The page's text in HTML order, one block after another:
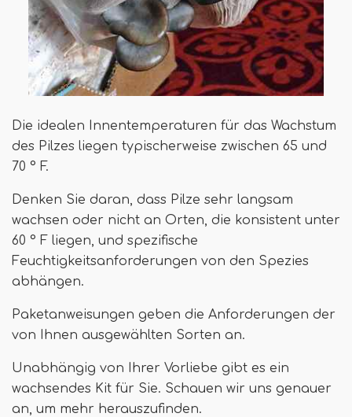
Die idealen Innentemperaturen für das Wachstum
des Pilzes liegen typischerweise zwischen 65 und
70 ° F.
Denken Sie daran, dass Pilze sehr langsam
wachsen oder nicht an Orten, die konsistent unter
60 ° F liegen, und spezifische
Feuchtigkeitsanforderungen von den Spezies
abhängen.
Paketanweisungen geben die Anforderungen der
von Ihnen ausgewählten Sorten an.
Unabhängig von Ihrer Vorliebe gibt es ein
wachsendes Kit für Sie. Schauen wir uns genauer
an, um mehr herauszufinden.